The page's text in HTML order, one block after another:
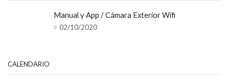
Manual y App / Cámara Exterior Wifi
02/10/2020
CALENDARIO